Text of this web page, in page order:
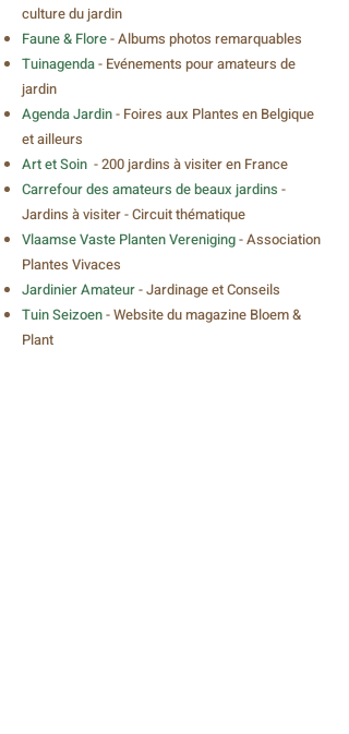
culture du jardin
Faune & Flore- Albums photos remarquables
Tuinagenda- Evénements pour amateurs de
jardin
Agenda Jardin- Foires aux Plantes en Belgique
et ailleurs
Art et Soin - 200 jardins à visiter en France
Carrefour des amateurs de beaux jardins -
Jardins à visiter - Circuit thématique
Vlaamse Vaste Planten Vereniging-Association
Plantes Vivaces
Jardinier Amateur- Jardinage et Conseils
Tuin Seizoen- Website du magazine Bloem &
Plant